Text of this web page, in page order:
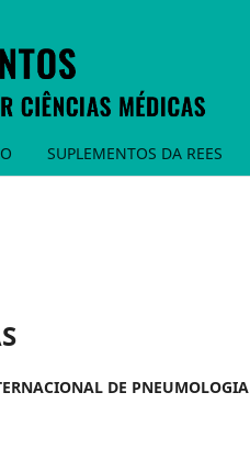
SUPLEMENTOS DA REES
DE PNEUMOLOGIA